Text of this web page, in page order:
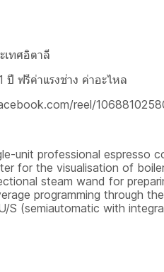
เทศอิตาลี
ปี ฟรีค่าแรงช่าง ค่าอะไหล
reel/
unit professional espresso
for the visualisation of
steam wand for
programming through
S (semiautomatic with